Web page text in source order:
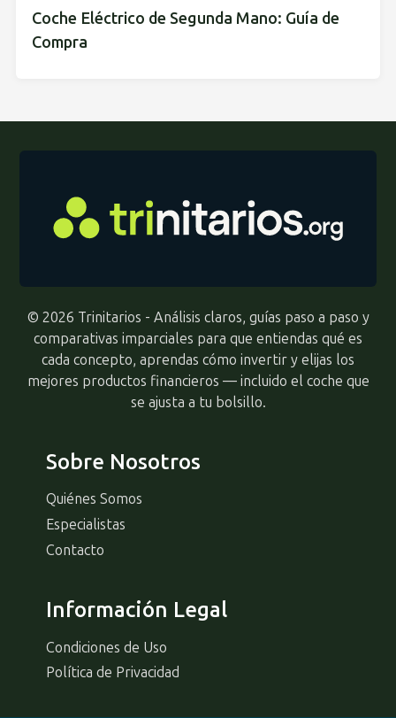
Coche Eléctrico de Segunda Mano: Guía de
Compra
© 2026 Trinitarios - Análisis claros, guías paso a paso y
comparativas imparciales para que entiendas qué es
cada concepto, aprendas cómo invertir y elijas los
mejores productos financieros — incluido el coche que
se ajusta a tu bolsillo.
Sobre Nosotros
Quiénes Somos
Especialistas
Contacto
Información Legal
Condiciones de Uso
Política de Privacidad